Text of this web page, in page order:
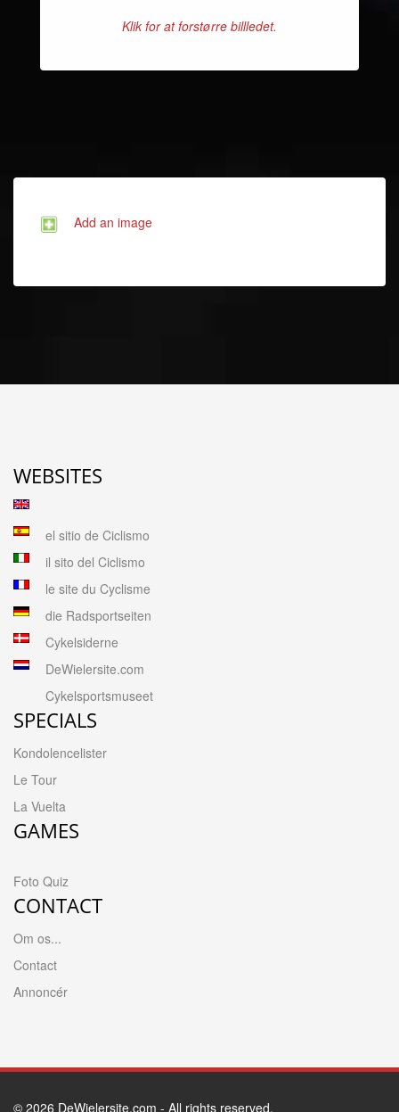
Klik for at forstørre billledet.
Add an image
WEBSITES
el sitio de Ciclismo
il sito del Ciclismo
le site du Cyclisme
die Radsportseiten
Cykelsiderne
DeWielersite.com
Cykelsportsmuseet
SPECIALS
Kondolencelister
Le Tour
La Vuelta
GAMES
Foto Quiz
CONTACT
Om os...
Contact
Annoncér
© 2026 DeWielersite.com - All rights reserved.